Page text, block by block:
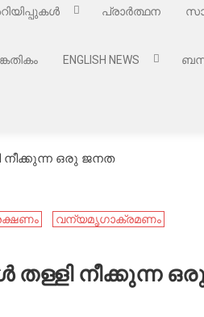
പ്രാർത്ഥന
ENGLISH NEWS
നീക്കുന്ന ഒരു ജനത
വന്യമൃഗാക്രമണം
നീക്കുന്ന